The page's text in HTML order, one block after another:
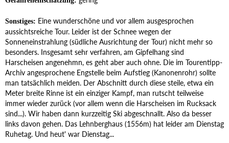
Sonstiges: Eine wunderschöne und vor allem ausgesprochen
aussichtsreiche Tour. Leider ist der Schnee wegen der
Sonneneinstrahlung (südliche Ausrichtung der Tour) nicht mehr so
besonders. Insgesamt sehr verfahren, am Gipfelhang sind
Harscheisen angenehmn, es geht aber auch ohne. Die im Tourentipp-
Archiv angesprochene Engstelle beim Aufstieg (Kanonenrohr) sollte
man tatsächlich meiden. Der Abschnitt durch diese steile, etwa ein
Meter breite Rinne ist ein einziger Kampf, man rutscht teilweise
immer wieder zurück (vor allem wenn die Harscheisen im Rucksack
sind...). Wir haben dann kurzzeitig Ski abgeschnallt. Also da besser
links davon gehen. Das Lehnberghaus (1556m) hat leider am Dienstag
Ruhetag. Und heut' war Dienstag...